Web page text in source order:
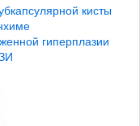
кисты
гиперплазии